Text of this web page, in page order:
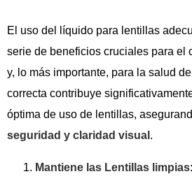
El uso del líquido para lentillas
serie de beneficios cruciales para el
y, lo más importante, para la salud
correcta contribuye
óptima de uso de lentillas,
seguridad y claridad visual .
Mantiene las Lentillas limpias